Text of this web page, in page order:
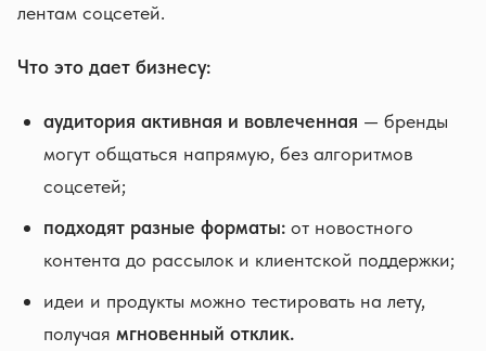
лентам соцсетей.
Что это дает бизнесу:
аудитория активная и вовлеченная — бренды
могут общаться напрямую, без алгоритмов
соцсетей;
подходят разные форматы: от новостного
контента до рассылок и клиентской поддержки;
идеи и продукты можно тестировать на лету,
получая мгновенный отклик.